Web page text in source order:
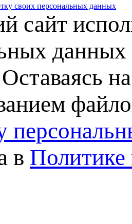
своих персональных данных
сайт
данных
в Политике